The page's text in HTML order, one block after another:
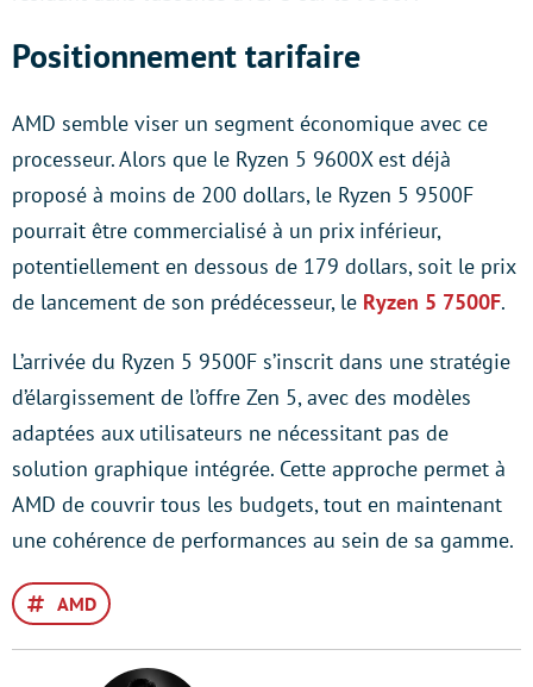
Positionnement tarifaire
AMD semble viser un segment économique avec ce
processeur. Alors que le Ryzen 5 9600X est déjà
proposé à moins de 200 dollars, le Ryzen 5 9500F
pourrait être commercialisé à un prix inférieur,
potentiellement en dessous de 179 dollars, soit le prix
de lancement de son prédécesseur, le Ryzen 5 7500F.
L’arrivée du Ryzen 5 9500F s’inscrit dans une stratégie
d’élargissement de l’offre Zen 5, avec des modèles
adaptées aux utilisateurs ne nécessitant pas de
solution graphique intégrée. Cette approche permet à
AMD de couvrir tous les budgets, tout en maintenant
une cohérence de performances au sein de sa gamme.
AMD